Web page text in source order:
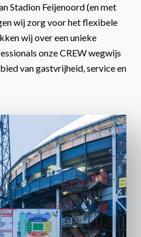
Stadion Feijenoord (en met
wij zorg voor het flexibele
wij over een unieke
onze CREW wegwijs
van gastvrijheid, service en